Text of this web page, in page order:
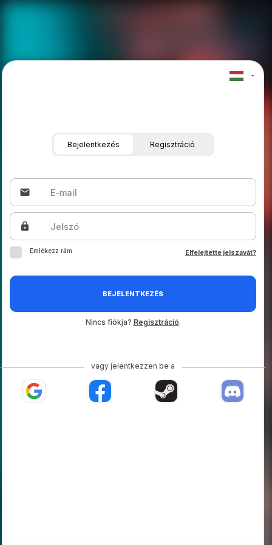
Bejelentkezés Regisztráció
email E-mail
lock Jelszó
Emlékezz rám Elfelejtette jelszavát?
BEJELENTKEZÉS
Nincs fiókja? Regisztráció.
vagy jelentkezzen be a